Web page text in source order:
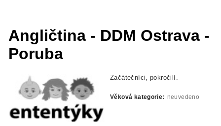
Angličtina - DDM Ostrava -
Poruba
Začátečníci, pokročilí.
Věková kategorie: neuvedeno